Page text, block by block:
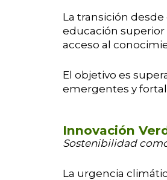
La transición
educación superior
acceso al
El objetivo es
emergentes y
Innovación
Sostenibilidad
La urgencia